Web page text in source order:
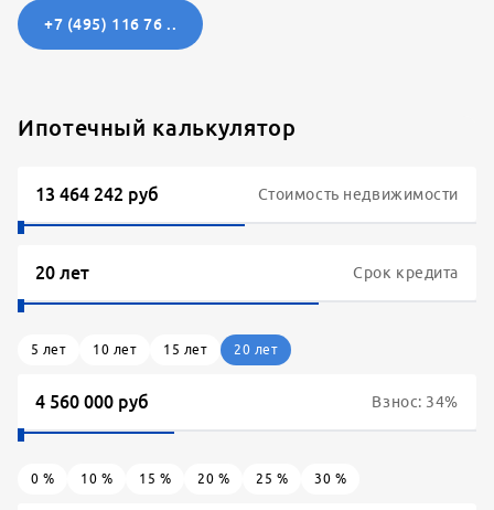
+7 (495) 116 76 ..
Ипотечный калькулятор
Стоимость недвижимости
Взнос: 34%
0 % 10 % 15 % 20 % 25 % 30 %
Срок кредита
5 лет 10 лет 15 лет 20 лет